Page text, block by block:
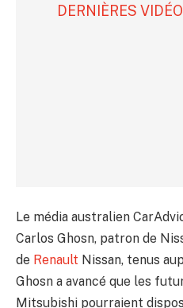
DERNIÈRES
Le média australien
Carlos Ghosn, patron de
de Renault Nissan, tenus
Ghosn a avancé que les
Mitsubishi pourraient